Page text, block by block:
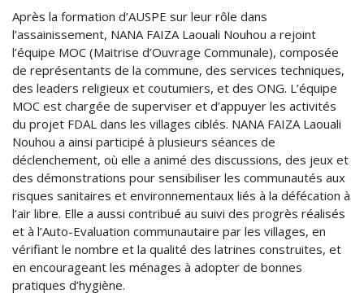
Après la formation d’AUSPE sur leur rôle dans
l’assainissement, NANA FAIZA Laouali Nouhou a rejoint
l’équipe MOC (Maitrise d’Ouvrage Communale), composée
de représentants de la commune, des services techniques,
des leaders religieux et coutumiers, et des ONG. L’équipe
MOC est chargée de superviser et d’appuyer les activités
du projet FDAL dans les villages ciblés. NANA FAIZA Laouali
Nouhou a ainsi participé à plusieurs séances de
déclenchement, où elle a animé des discussions, des jeux et
des démonstrations pour sensibiliser les communautés aux
risques sanitaires et environnementaux liés à la défécation à
l’air libre. Elle a aussi contribué au suivi des progrès réalisés
et à l’Auto-Evaluation communautaire par les villages, en
vérifiant le nombre et la qualité des latrines construites, et
en encourageant les ménages à adopter de bonnes
pratiques d’hygiène.